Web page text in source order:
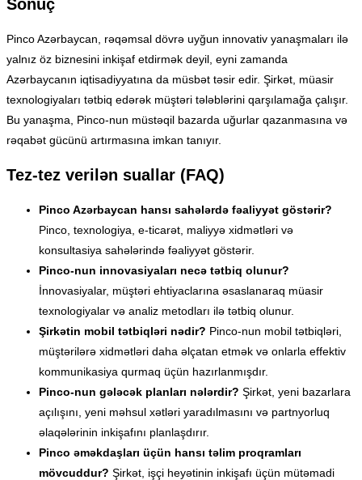
Sonuç
Pinco Azərbaycan, rəqəmsal dövrə uyğun innovativ yanaşmaları ilə
yalnız öz biznesini inkişaf etdirmək deyil, eyni zamanda
Azərbaycanın iqtisadiyyatına da müsbət təsir edir. Şirkət, müasir
texnologiyaları tətbiq edərək müştəri tələblərini qarşılamağa çalışır.
Bu yanaşma, Pinco-nun müstəqil bazarda uğurlar qazanmasına və
rəqabət gücünü artırmasına imkan tanıyır.
Tez-tez verilən suallar (FAQ)
Pinco Azərbaycan hansı sahələrdə fəaliyyət göstərir?
Pinco, texnologiya, e-ticarət, maliyyə xidmətləri və
konsultasiya sahələrində fəaliyyət göstərir.
Pinco-nun innovasiyaları necə tətbiq olunur?
İnnovasiyalar, müştəri ehtiyaclarına əsaslanaraq müasir
texnologiyalar və analiz metodları ilə tətbiq olunur.
Şirkətin mobil tətbiqləri nədir? Pinco-nun mobil tətbiqləri,
müştərilərə xidmətləri daha əlçatan etmək və onlarla effektiv
kommunikasiya qurmaq üçün hazırlanmışdır.
Pinco-nun gələcək planları nələrdir? Şirkət, yeni bazarlara
açılışını, yeni məhsul xətləri yaradılmasını və partnyorluq
əlaqələrinin inkişafını planlaşdırır.
Pinco əməkdaşları üçün hansı təlim proqramları
mövcuddur? Şirkət, işçi heyətinin inkişafı üçün mütəmadi